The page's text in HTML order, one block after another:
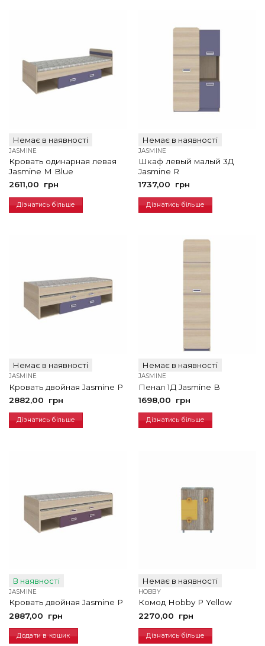
Немає в наявності
JASMINE
Кровать одинарная левая
Jasmine M Blue
2611,00
грн
Дізнатись більше
Немає в наявності
JASMINE
Шкаф левый малый 3Д
Jasmine R
1737,00
грн
Дізнатись більше
Немає в наявності
JASMINE
Кровать двойная Jasmine P
2882,00
грн
Дізнатись більше
Немає в наявності
JASMINE
Пенал 1Д Jasmine В
1698,00
грн
Дізнатись більше
В наявності
JASMINE
Кровать двойная Jasmine P
2887,00
грн
Додати в кошик
Немає в наявності
HOBBY
Комод Hobby P Yellow
2270,00
грн
Дізнатись більше